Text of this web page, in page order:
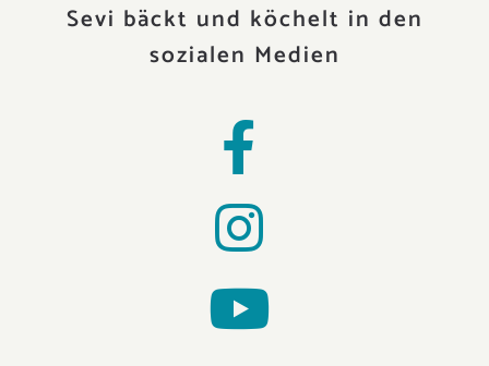
Sevi bäckt und köchelt in den
sozialen Medien